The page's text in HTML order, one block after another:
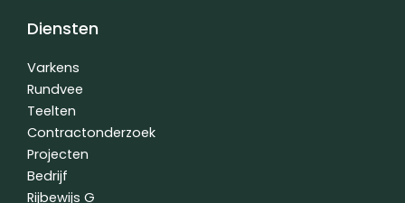
c
e
b
o
k
-
f
n
k
e
n
-
n
u
Diensten
Varkens
Rundvee
Teelten
Contractonderzoek
Projecten
Bedrijf
Rijbewijs G